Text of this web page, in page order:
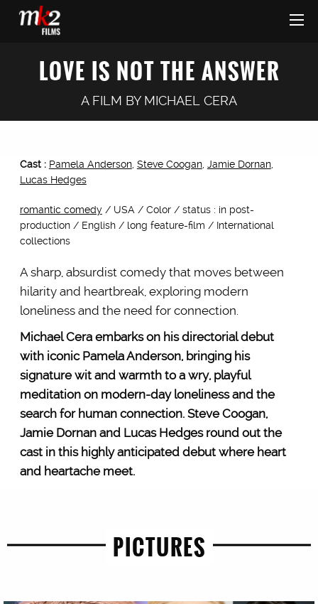
LOVE IS NOT THE ANSWER
A FILM BY MICHAEL CERA
Cast : Pamela Anderson, Steve Coogan, Jamie Dornan,
Lucas Hedges
romantic comedy/ USA / Color / status : in post-
production / English / long feature-film / International
collections
A sharp, absurdist comedy that moves between
hilarity and heartbreak, exploring modern
loneliness and the need for connection.
Michael Cera embarks on his directorial debut
with iconic Pamela Anderson, bringing his
signature wit and warmth to a wry, playful
meditation on modern-day loneliness and the
search for human connection. Steve Coogan,
Jamie Dornan and Lucas Hedges round out the
cast in this highly anticipated debut where heart
and heartache meet.
PICTURES